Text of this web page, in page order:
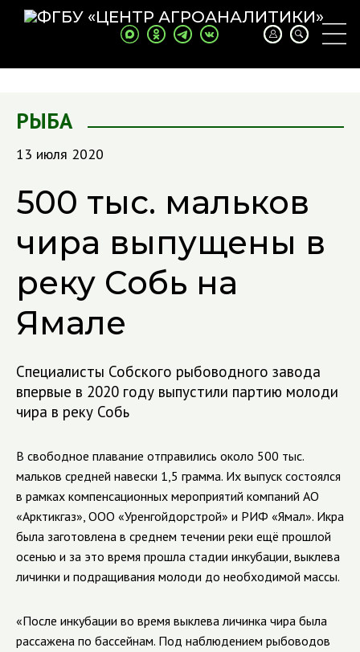
РЫБА
13 июля 2020
500 тыс. мальков
чира выпущены в
реку Собь на
Ямале
Специалисты Собского рыбоводного завода
впервые в 2020 году выпустили партию молоди
чира в реку Собь
В свободное плавание отправились около 500 тыс.
мальков средней навески 1,5 грамма. Их выпуск состоялся
в рамках компенсационных мероприятий компаний АО
«Арктикгаз», OOO «Уренгойдорстрой» и РИФ «Ямал». Икра
была заготовлена в среднем течении реки ещё прошлой
осенью и за это время прошла стадии инкубации, выклева
личинки и подращивания молоди до необходимой массы.
«После инкубации во время выклева личинка чира была
рассажена по бассейнам. Под наблюдением рыбоводов